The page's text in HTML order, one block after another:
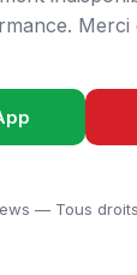
— Tous